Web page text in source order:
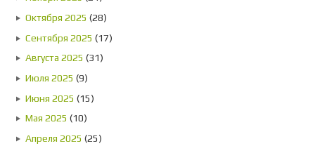
Октября 2025 (28)
Сентября 2025 (17)
Августа 2025 (31)
Июля 2025 (9)
Июня 2025 (15)
Мая 2025 (10)
Апреля 2025 (25)